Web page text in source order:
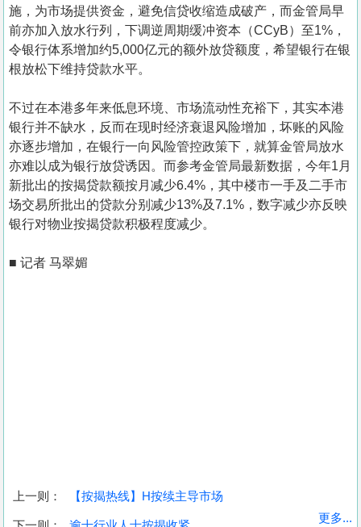
收
施，为市场提供资金，避免信贷收缩造成破产，而金管局早
前亦加入放水行列，下调逆周期缓冲资本（CCyB）至1%，
令银行体系增加约5,000亿元的额外放贷额度，希望银行在银
根放松下维持贷款水平。
不过在本港多年来低息环境、市场流动性充裕下，其实本港
银行并不缺水，反而在现时经济衰退风险增加，坏账的风险
亦逐步增加，在银行一向风险管控政策下，就算金管局放水
亦难以成为银行放贷诱因。而参考金管局最新数据，今年1月
新批出的按揭贷款额按月减少6.4%，其中楼市一手及二手市
场交易所批出的贷款分别减少13%及7.1%，数字减少亦反映
银行对物业按揭贷款积极程度减少。
■ 记者 马翠媚
上一则： 【按揭热线】H按续主导市场
更多...